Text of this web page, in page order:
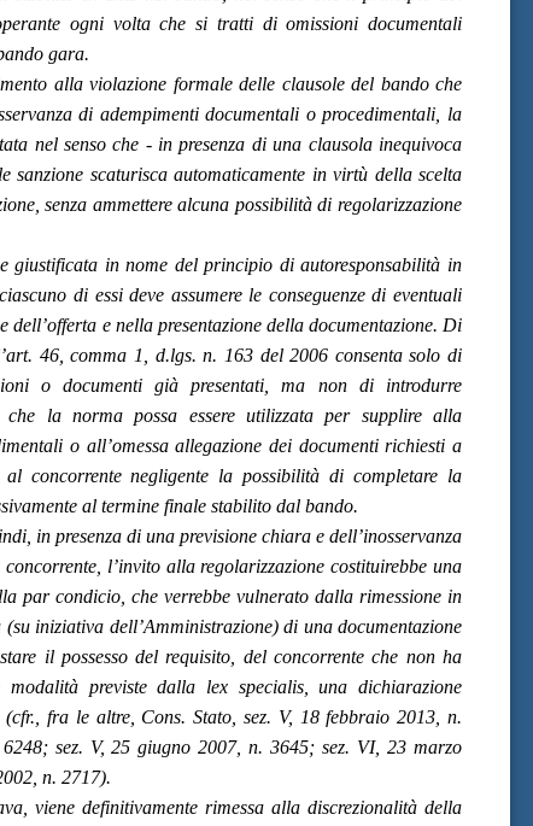
ogni volta che si tratti di omissioni documentali
gara.
alla violazione formale delle clausole del bando che
di adempimenti documentali o procedimentali, la
nel senso che - in presenza di una clausola inequivoca
sanzione scaturisca automaticamente in virtù della scelta
senza ammettere alcuna possibilità di regolarizzazione
giustificata in nome del principio di autoresponsabilità in
di essi deve assumere le conseguenze di eventuali
dell’offerta e nella presentazione della documentazione. Di
46, comma 1, d.lgs. n. 163 del 2006 consenta solo di
o documenti già presentati, ma non di introdurre
che la norma possa essere utilizzata per supplire alla
o all’omessa allegazione dei documenti richiesti a
al concorrente negligente la possibilità di completare la
al termine finale stabilito dal bando.
in presenza di una previsione chiara e dell’inosservanza
l’invito alla regolarizzazione costituirebbe una
par condicio, che verrebbe vulnerato dalla rimessione in
iniziativa dell’Amministrazione) di una documentazione
il possesso del requisito, del concorrente che non ha
previste dalla lex specialis, una dichiarazione
fra le altre, Cons. Stato, sez. V, 18 febbraio 2013, n.
sez. V, 25 giugno 2007, n. 3645; sez. VI, 23 marzo
n. 2717).
viene definitivamente rimessa alla discrezionalità della